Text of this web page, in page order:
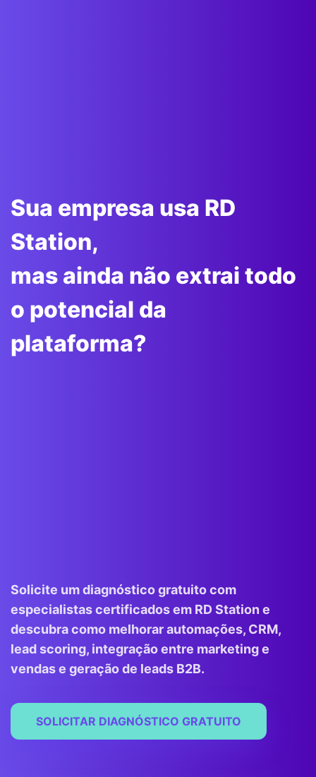
Sua empresa usa RD
Station,
mas ainda não extrai todo
o potencial da
plataforma?
Solicite um diagnóstico gratuito com
especialistas certificados em RD Station e
descubra como melhorar automações, CRM,
lead scoring, integração entre marketing e
vendas e geração de leads B2B.
SOLICITAR DIAGNÓSTICO GRATUITO